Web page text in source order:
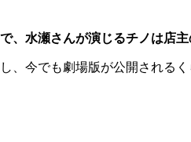
水瀬さんが演じるチノは店
、今でも劇場版が公開される